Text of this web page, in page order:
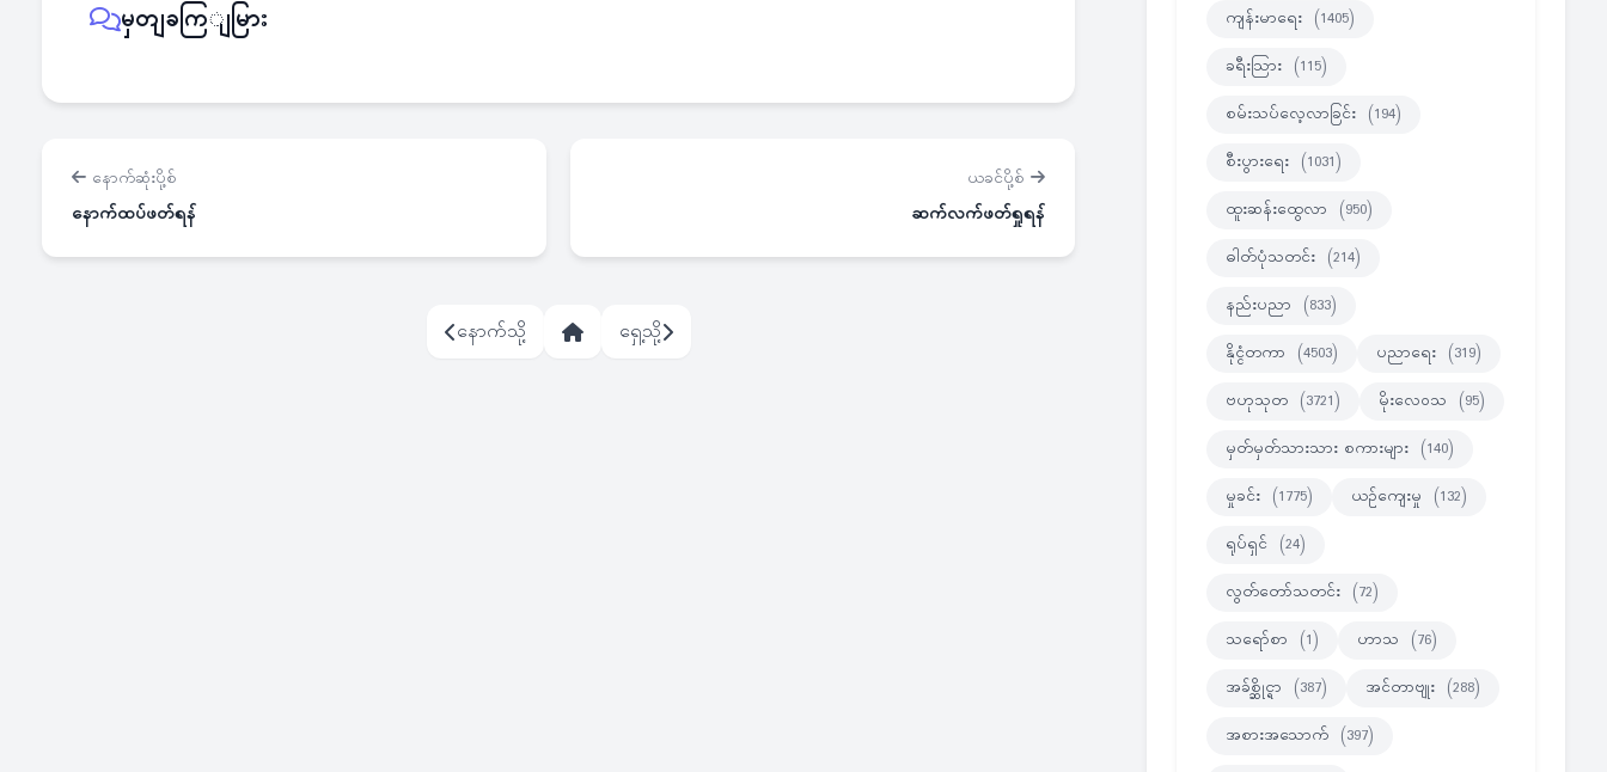
မှတျခကြျမြား
နောက်ဆုံးပို့စ်
နောက်ထပ်ဖတ်ရန်
ယခင်ပို့စ်
ဆက်လက်ဖတ်ရှုရန်
နောက်သို့ ရှေ့သို့
ကျန်းမာရေး (1405)
ခရီးသြား (115)
စမ်းသပ်လေ့လာခြင်း (194)
စီးပွားရေး (1031)
ထူးဆန်းထွေလာ (950)
ဓါတ်ပုံသတင်း (214)
နည်းပညာ (833)
နိုင္ငံတကာ (4503) ပညာရေး (319)
ဗဟုသုတ (3721) မိုးလေဝသ (95)
မှတ်မှတ်သားသား စကားများ (140)
မှုခင်း (1775) ယဉ်ကျေးမှု (132)
ရုပ်ရှင် (24)
လွတ်တော်သတင်း (72)
သရော်စာ (1) ဟာသ (76)
အခ်စ္ဆိုင္ရာ (387) အင်တာဗျုး (288)
အစားအသောက် (397)